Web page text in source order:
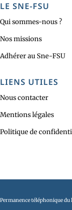
LE SNE-FSU
Qui sommes-nous ?
Nos missions
Adhérer au Sne-FSU
LIENS UTILES
Nous contacter
Mentions légales
Politique de
Permanence téléphonique